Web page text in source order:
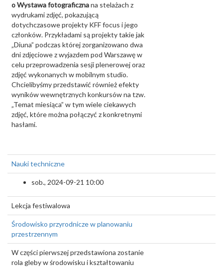
o Wystawa fotograficznana stelażach z
wydrukami zdjęć, pokazującą
dotychczasowe projekty KFF focus i jego
członków. Przykładami są projekty takie jak
„Diuna” podczas której zorganizowano dwa
dni zdjęciowe z wyjazdem pod Warszawę w
celu przeprowadzenia sesji plenerowej oraz
zdjęć wykonanych w mobilnym studio.
Chcielibyśmy przedstawić również efekty
wyników wewnętrznych konkursów na tzw.
„Temat miesiąca” w tym wiele ciekawych
zdjęć, które można połączyć z konkretnymi
hasłami.
Nauki techniczne
sob., 2024-09-21 10:00
Lekcja festiwalowa
Środowisko przyrodnicze w planowaniu
przestrzennym
W części pierwszej przedstawiona zostanie
rola gleby w środowisku i kształtowaniu